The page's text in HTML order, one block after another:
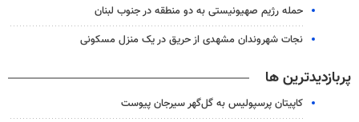
حمله رژیم صهیونیستی به دو منطقه در جنوب لبنان
نجات شهروندان مشهدی از حریق در یک منزل مسکونی
پربازدیدترین ها
کاپیتان پرسپولیس به گل‌گهر سیرجان پیوست